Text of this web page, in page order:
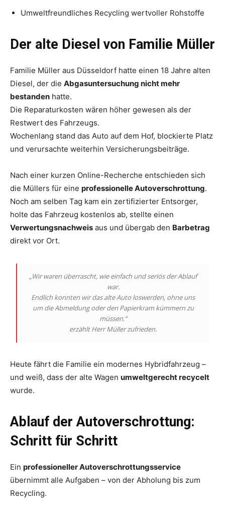
Umweltfreundliches Recycling wertvoller Rohstoffe
Der alte Diesel von Familie Müller
Familie Müller aus Düsseldorf hatte einen 18 Jahre alten
Diesel, der die Abgasuntersuchung nicht mehr
bestanden hatte.
Die Reparaturkosten wären höher gewesen als der
Restwert des Fahrzeugs.
Wochenlang stand das Auto auf dem Hof, blockierte Platz
und verursachte weiterhin Versicherungsbeiträge.
Nach einer kurzen Online-Recherche entschieden sich
die Müllers für eine professionelle Autoverschrottung.
Noch am selben Tag kam ein zertifizierter Entsorger,
holte das Fahrzeug kostenlos ab, stellte einen
Verwertungsnachweis aus und übergab den Barbetrag
direkt vor Ort.
„Wir waren überrascht, wie einfach und seriös der Ablauf
war.
Endlich konnten wir das alte Auto loswerden, ohne uns
um die Abmeldung oder den Papierkram kümmern zu
müssen.“
erzählt Herr Müller zufrieden.
Heute fährt die Familie ein modernes Hybridfahrzeug –
und weiß, dass der alte Wagen umweltgerecht recycelt
wurde.
Ablauf der Autoverschrottung:
Schritt für Schritt
Ein professioneller Autoverschrottungsservice
übernimmt alle Aufgaben – von der Abholung bis zum
Recycling.